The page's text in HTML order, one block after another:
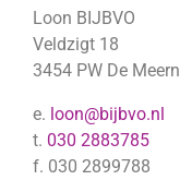
Loon BIJBVO
Veldzigt 18
3454 PW De Meern
e. loon@bijbvo.nl
t. 030 2883785
f. 030 2899788